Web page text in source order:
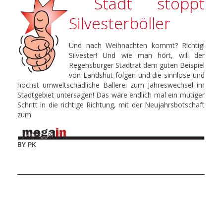
Silvesterböller
Und nach Weihnachten kommt? Richtig!
Silvester! Und wie man hört, will der
Regensburger Stadtrat dem guten Beispiel
von Landshut folgen und die sinnlose und
höchst umweltschädliche Ballerei zum Jahreswechsel im
Stadtgebiet untersagen! Das wäre endlich mal ein mutiger
Schritt in die richtige Richtung, mit der Neujahrsbotschaft
zum
BY PK